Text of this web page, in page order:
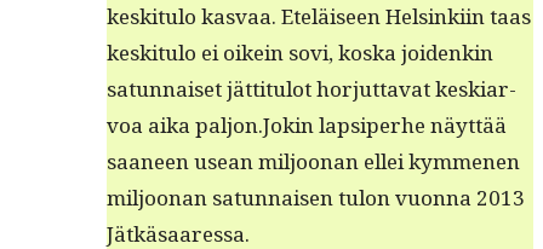
keski­t­u­lo kas­vaa. Eteläiseen Helsinki­in taas
keski­t­u­lo ei oikein sovi, kos­ka joidenkin
sat­un­naiset jät­ti­t­u­lot hor­jut­ta­vat keskiar­
voa aika paljon.Jokin lap­siper­he näyt­tää
saa­neen use­an miljoo­nan ellei kymme­nen
miljoo­nan sat­un­naisen tulon vuon­na 2013
Jätkäsaaressa.